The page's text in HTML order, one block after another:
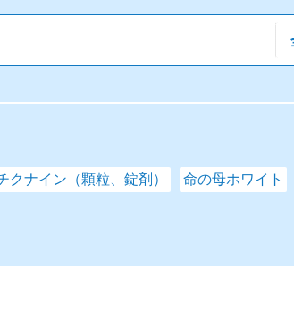
クナイン（顆粒、錠剤） 命の母ホワイト